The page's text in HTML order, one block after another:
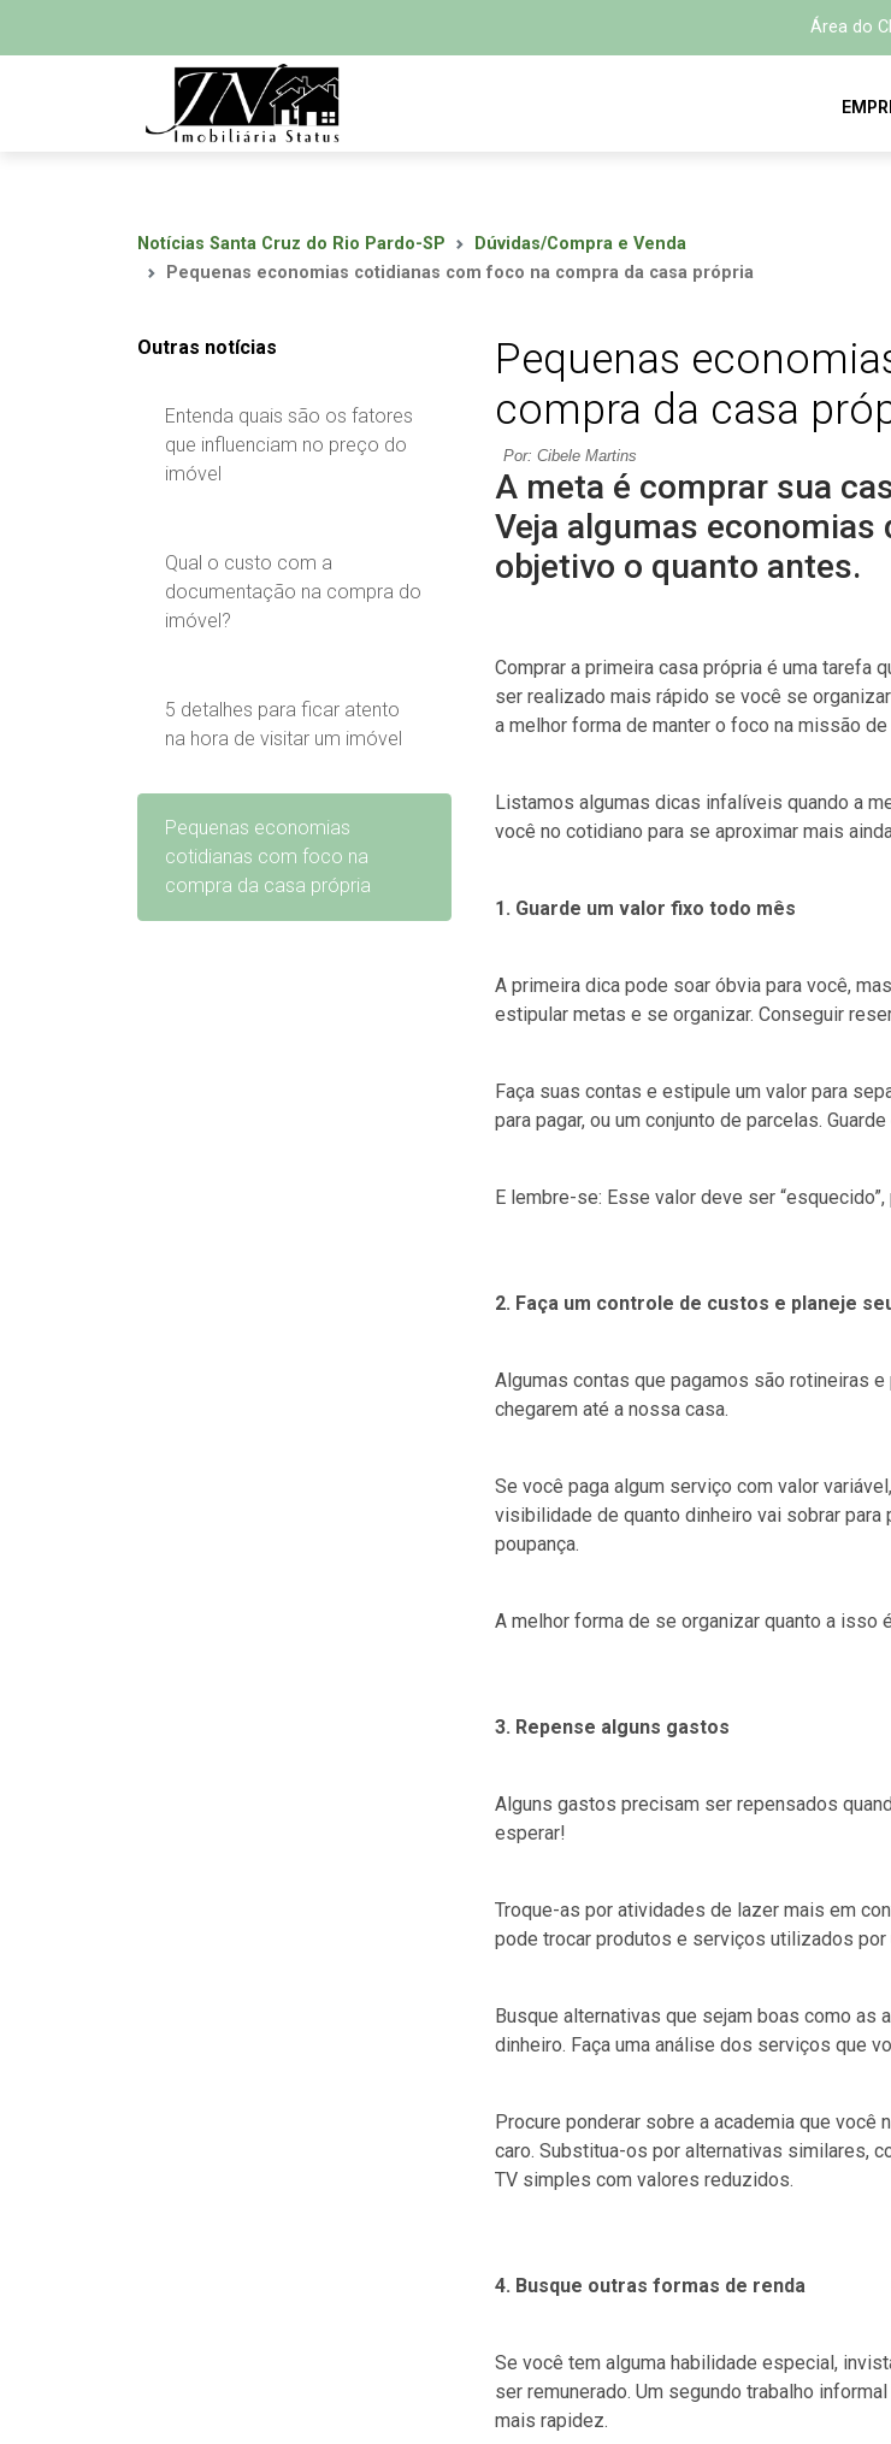
Área do
Notícias Santa Cruz do Rio Pardo-SP
Dúvidas/Compra e Venda
Pequenas economias cotidianas com foco na compra da casa própria
Outras notícias
Entenda quais são os fatores
que influenciam no preço do
imóvel
Qual o custo com a
documentação na compra do
imóvel?
5 detalhes para ficar atento
na hora de visitar um imóvel
Pequenas economias
cotidianas com foco na
compra da casa própria
Pequenas
compra da casa
Por: Cibele Martins
A meta é comprar sua
Veja algumas
objetivo o quanto antes.
Comprar a primeira casa própria é uma tarefa
ser realizado mais rápido se você se
a melhor forma de manter o foco na missão
Listamos algumas dicas infalíveis quando a
você no cotidiano para se aproximar mais
1. Guarde um valor fixo todo mês
A primeira dica pode soar óbvia para você,
estipular metas e se organizar. Conseguir
Faça suas contas e estipule um valor para
para pagar, ou um conjunto de parcelas.
E lembre-se: Esse valor deve ser
2. Faça um controle de custos e planeje
Algumas contas que pagamos são rotineiras
chegarem até a nossa casa.
Se você paga algum serviço com valor
visibilidade de quanto dinheiro vai sobrar
poupança.
A melhor forma de se organizar quanto a isso
3. Repense alguns gastos
Alguns gastos precisam ser repensados
esperar!
Troque-as por atividades de lazer mais em
pode trocar produtos e serviços utilizados
Busque alternativas que sejam boas como as
dinheiro. Faça uma análise dos serviços que
Procure ponderar sobre a academia que você
caro. Substitua-os por alternativas similares,
TV simples com valores reduzidos.
4. Busque outras formas de renda
Se você tem alguma habilidade especial,
ser remunerado. Um segundo trabalho
mais rapidez.